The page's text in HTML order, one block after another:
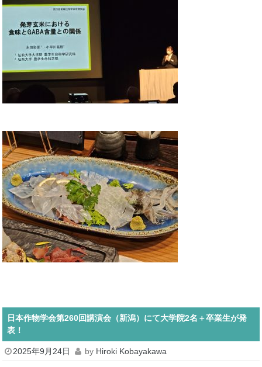
日本作物学会第260回講演会（新潟）にて大学院2名＋卒業生が発
表！
2025年9月24日 by Hiroki Kobayakawa